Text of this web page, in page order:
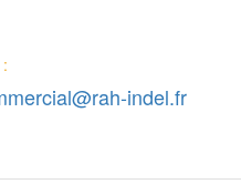
indel.fr